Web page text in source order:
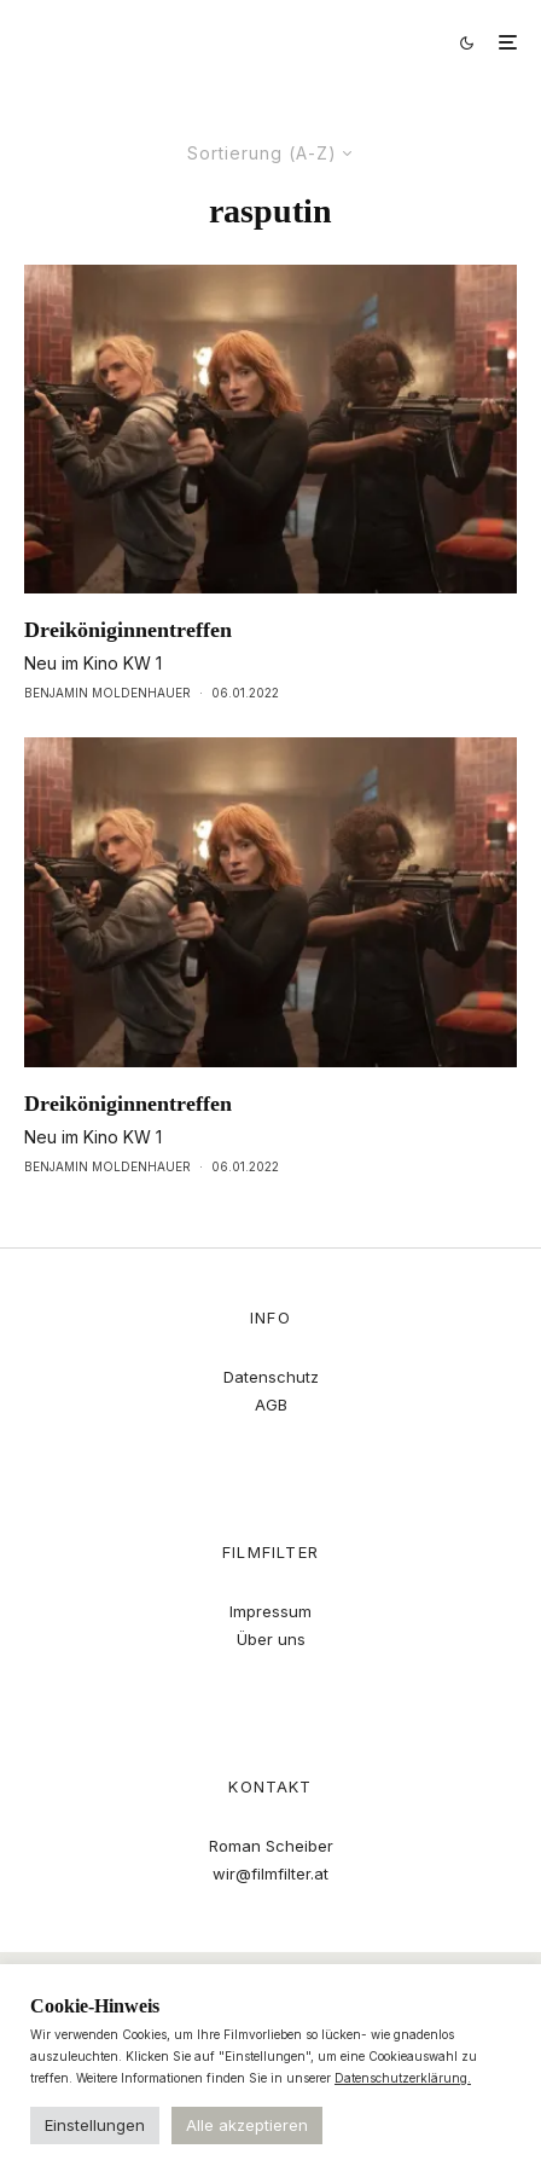
Sortierung (A-Z)
rasputin
Dreiköniginnentreffen
Neu im Kino KW 1
BENJAMIN MOLDENHAUER · 06.01.2022
Dreiköniginnentreffen
Neu im Kino KW 1
BENJAMIN MOLDENHAUER · 06.01.2022
INFO
Datenschutz
AGB
FILMFILTER
Impressum
Über uns
KONTAKT
Roman Scheiber
wir@filmfilter.at
Cookie-Hinweis
Wir verwenden Cookies, um Ihre Filmvorlieben so lücken- wie gnadenlos
auszuleuchten. Klicken Sie auf "Einstellungen", um eine Cookieauswahl zu
treffen. Weitere Informationen finden Sie in unserer Datenschutzerklärung.
Einstellungen Alle akzeptieren